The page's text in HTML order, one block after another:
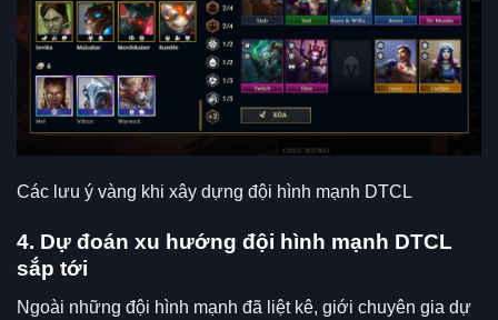
Các lưu ý vàng khi xây dựng đội hình mạnh DTCL
4. Dự đoán xu hướng đội hình mạnh DTCL
sắp tới
Ngoài những đội hình mạnh đã liệt kê, giới chuyên gia dự